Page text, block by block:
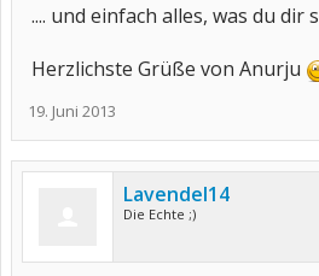
.... und einfach alles, was du dir
Herzlichste Grüße von Anurju
19. Juni 2013
Lavendel14
Die Echte ;)